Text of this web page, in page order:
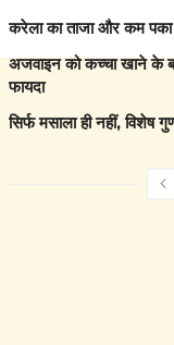
करेला का ताजा और कम पका
अजवाइन को कच्चा खाने के
फायदा
सिर्फ मसाला ही नहीं, विशेष